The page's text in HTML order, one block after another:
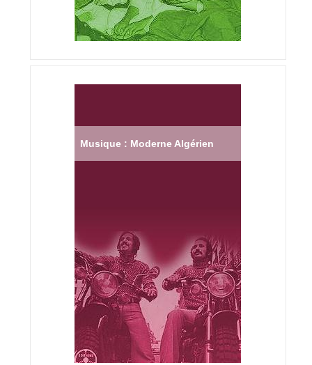
Musique : Moderne Algérien